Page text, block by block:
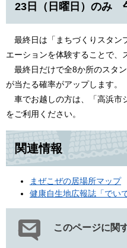
23日（日曜日）のみ
最終日は「まちづくりスタン
エーションを体験することで、
最終日だけで全8か所のスタ
が当たる確率がアップします。
車でお越しの方は、「高浜市
をご利用ください。
関連情報
まぜこぜの居場所マップ
健康自生地広報誌「でい
このページに関